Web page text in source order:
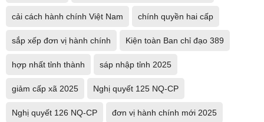
cải cách hành chính Việt Nam chính quyền hai cấp
sắp xếp đơn vị hành chính Kiện toàn Ban chỉ đạo 389
hợp nhất tỉnh thành sáp nhập tỉnh 2025
giảm cấp xã 2025 Nghị quyết 125 NQ-CP
Nghị quyết 126 NQ-CP đơn vị hành chính mới 2025